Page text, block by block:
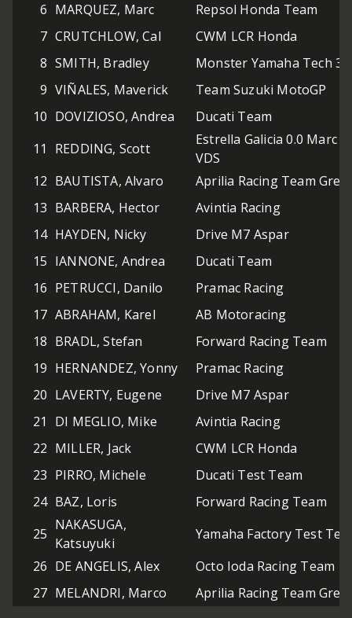
6 MARQUEZ, Marc
Repsol Honda Team
7 CRUTCHLOW, Cal
CWM LCR Honda
8 SMITH, Bradley
Monster Yamaha Tech 3
9 VIÑALES, Maverick
Team Suzuki MotoGP
10 DOVIZIOSO, Andrea
Ducati Team
11
REDDING, Scott
Estrella Galicia 0.0 Marc
VDS
12 BAUTISTA, Alvaro
Aprilia Racing Team
13 BARBERA, Hector
Avintia Racing
14 HAYDEN, Nicky
Drive M7 Aspar
15 IANNONE, Andrea
Ducati Team
16 PETRUCCI, Danilo
Pramac Racing
17 ABRAHAM, Karel
AB Motoracing
18 BRADL, Stefan
Forward Racing Team
19 HERNANDEZ, Yonny
Pramac Racing
20 LAVERTY, Eugene
Drive M7 Aspar
21
DI MEGLIO, Mike
Avintia Racing
22 MILLER, Jack
CWM LCR Honda
23 PIRRO, Michele
Ducati Test Team
24 BAZ, Loris
Forward Racing Team
25
NAKASUGA,
Katsuyuki
Yamaha Factory Test
26 DE ANGELIS, Alex
Octo Ioda Racing Team
27 MELANDRI, Marco Aprilia Racing Team